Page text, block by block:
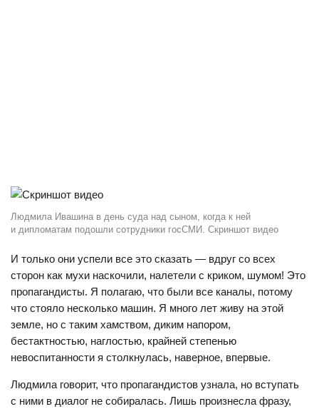
Людмила Ивашина в день суда над сыном, когда к ней
и дипломатам подошли сотрудники госСМИ. Скриншот видео
И только они успели все это сказать — вдруг со всех
сторон как мухи наскочили, налетели с криком, шумом! Это
пропагандисты. Я полагаю, что были все каналы, потому
что стояло несколько машин. Я много лет живу на этой
земле, но с таким хамством, диким напором,
бестактностью, наглостью, крайней степенью
невоспитанности я столкнулась, наверное, впервые.
Людмила говорит, что пропагандистов узнала, но вступать
с ними в диалог не собиралась. Лишь произнесла фразу,